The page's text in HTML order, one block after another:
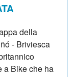
della
- Briviesca
a Bike che ha